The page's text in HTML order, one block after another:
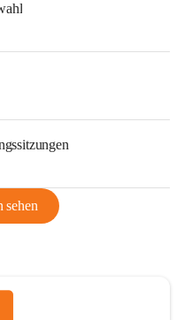
sehen